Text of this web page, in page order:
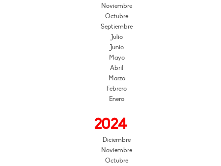
Noviembre
Octubre
Septiembre
Julio
Junio
Mayo
Abril
Marzo
Febrero
Enero
2024
Diciembre
Noviembre
Octubre